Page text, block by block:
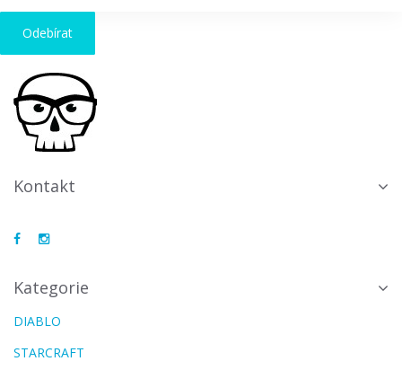
Odebírat
Kontakt
Kategorie
DIABLO
STARCRAFT